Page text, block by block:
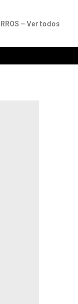
– Ver todos